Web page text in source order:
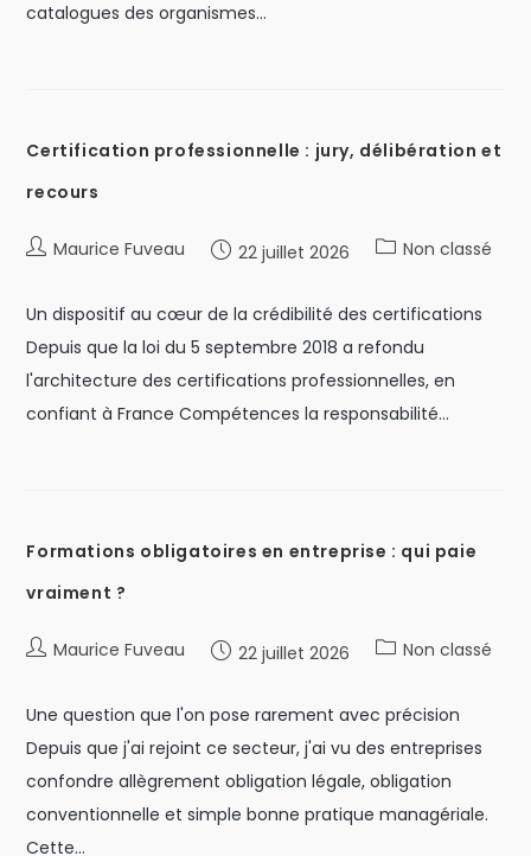
catalogues des organismes…
Certification professionnelle : jury, délibération et
recours
Maurice Fuveau 22 juillet 2026 Non classé
Un dispositif au cœur de la crédibilité des certifications
Depuis que la loi du 5 septembre 2018 a refondu
l'architecture des certifications professionnelles, en
confiant à France Compétences la responsabilité…
Formations obligatoires en entreprise : qui paie
vraiment ?
Maurice Fuveau 22 juillet 2026 Non classé
Une question que l'on pose rarement avec précision
Depuis que j'ai rejoint ce secteur, j'ai vu des entreprises
confondre allègrement obligation légale, obligation
conventionnelle et simple bonne pratique managériale.
Cette…